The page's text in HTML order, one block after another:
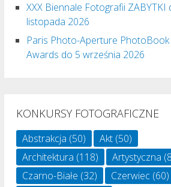
XXX Biennale Fotografii ZABYTKI
listopada 2026
Paris Photo-Aperture PhotoBook
Awards do 5 września 2026
KONKURSY FOTOGRAFICZNE
Abstrakcja (50) Akt (50)
Architektura (118) Artystyczna
Czarno-Białe (32) Czerwiec (60)